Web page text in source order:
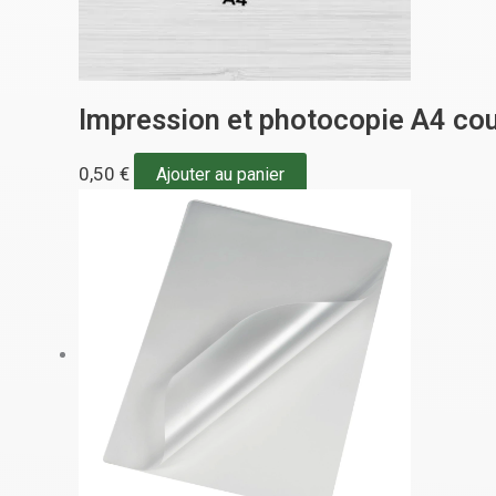
Impression et photocopie A4
0,50 € Ajouter au panier